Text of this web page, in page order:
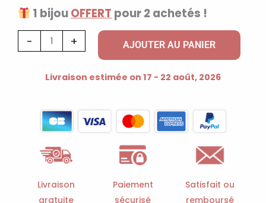
1 bijouOFFERT pour 2 achetés !
-
quantité
de
bohème
+ AJOUTER AU PANIER
Livraison estimée on 17 - 22 août, 2026
Livraison
gratuite
Paiement
sécurisé
Satisfait ou
remboursé